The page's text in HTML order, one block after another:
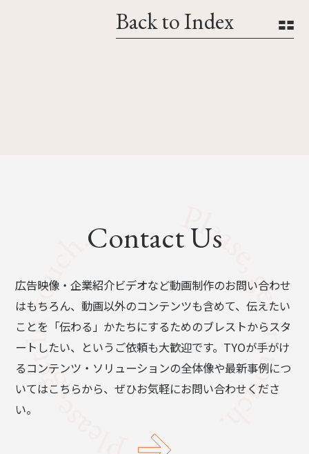
Back to Index
Contact Us
広告映像・企業紹介ビデオなど動画制作のお問い合わせ
はもちろん、動画以外のコンテンツも含めて、伝えたい
ことを「伝わる」かたちにするためのブレストからスタ
ートしたい、というご依頼も大歓迎です。TYOが手がけ
るコンテンツ・ソリューションの全体像や最新事例につ
いてはこちらから、ぜひお気軽にお問い合わせくださ
い。